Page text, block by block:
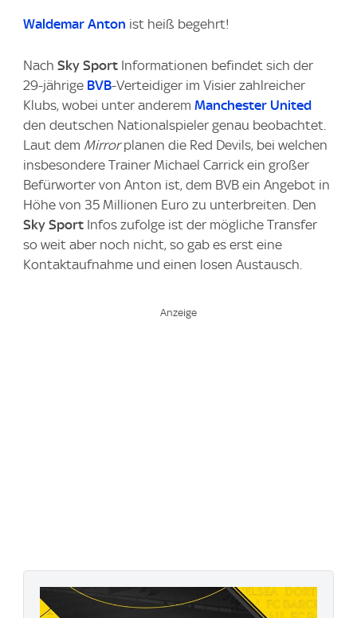
Waldemar Anton ist heiß begehrt!
Nach Sky Sport Informationen befindet sich der
29-jährige BVB-Verteidiger im Visier zahlreicher
Klubs, wobei unter anderem Manchester United
den deutschen Nationalspieler genau beobachtet.
Laut dem Mirrorplanen die Red Devils, bei welchen
insbesondere Trainer Michael Carrick ein großer
Befürworter von Anton ist, dem BVB ein Angebot in
Höhe von 35 Millionen Euro zu unterbreiten. Den
Sky Sport Infos zufolge ist der mögliche Transfer
so weit aber noch nicht, so gab es erst eine
Kontaktaufnahme und einen losen Austausch.